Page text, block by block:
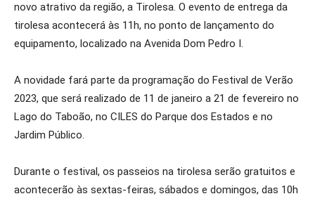
novo atrativo da região, a Tirolesa. O evento de entrega da
tirolesa acontecerá às 11h, no ponto de lançamento do
equipamento, localizado na Avenida Dom Pedro I.
A novidade fará parte da programação do Festival de Verão
2023, que será realizado de 11 de janeiro a 21 de fevereiro no
Lago do Taboão, no CILES do Parque dos Estados e no
Jardim Público.
Durante o festival, os passeios na tirolesa serão gratuitos e
acontecerão às sextas-feiras, sábados e domingos, das 10h